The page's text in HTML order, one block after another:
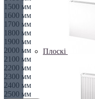
Плоскі
1500 мм
1600 мм
1700 мм
1800 мм
1900 мм
2000 мм
2100 мм
2200 мм
2300 мм
2400 мм
2500 мм